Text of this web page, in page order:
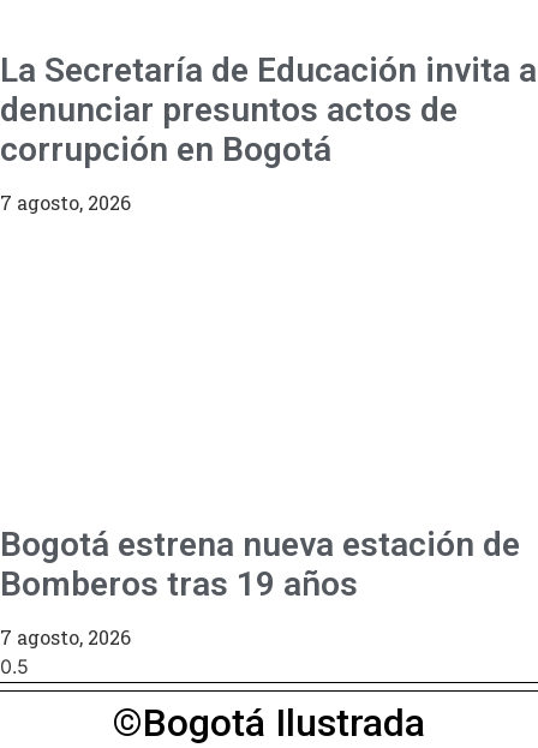
La Secretaría de Educación invita a
denunciar presuntos actos de
corrupción en Bogotá
7 agosto, 2026
Bogotá estrena nueva estación de
Bomberos tras 19 años
7 agosto, 2026
©Bogotá Ilustrada